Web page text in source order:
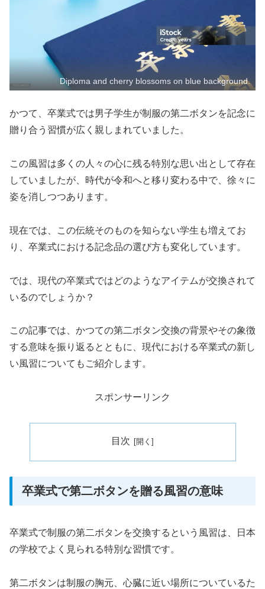
Diploma and cherry blossoms on blue background.
かつて、卒業式では男子学生が制服の第二ボタンを記念に
贈り合う習慣が広く親しまれていました。
この風習は多くの人々の心に残る特別な思い出として存在
していましたが、時代が令和へと移り変わる中で、徐々に
姿を消しつつあります。
現在では、この伝統そのものを知らない学生も増えてお
り、卒業式における記念品の選び方も変化しています。
では、現代の卒業式ではどのようなアイテムが交換されて
いるのでしょうか？
この記事では、かつての第二ボタン交換の背景やその象徴
する意味を振り返るとともに、現代における卒業式の新し
い風習についてもご紹介します。
スポンサーリンク
目次
卒業式で第二ボタンを贈る風習の意味
卒業式で制服の第二ボタンを交換するという風習は、日本
の学校でよく見られる特別な習慣です。
第二ボタンは制服の胸元、心臓に近い場所についているた